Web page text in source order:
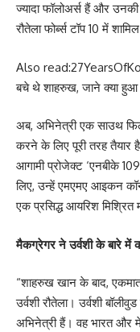
ज्यादा फॉलोअर्स हैं और
रौतेला फोर्ब्स टॉप 10 में
Also
बचे थे शाहरुख, जाने क्या हुआ
अब, अभिनेत्री एक साउथ
करने के लिए पूरी तरह तैयार
आगामी प्रोजेक्ट ‘एनबीके
लिए, उन्हें एमएमए आइकन
एक प्रसिद्ध आयरिश
मैकग्रेगर ने उर्वशी के बारे में
“शाहरुख खान के बाद,
उर्वशी रौतेला। उर्वशी
अभिनेत्री हैं। वह भारत और